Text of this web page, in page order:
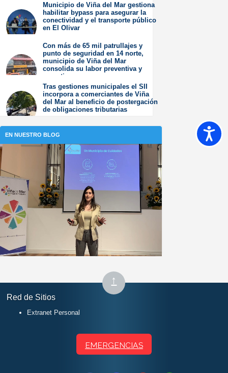
2026
Municipio de Viña del Mar gestiona
habilitar bypass para asegurar la
conectividad y el transporte público
en El Olivar
2026
Con más de 65 mil patrullajes y
punto de seguridad en 14 norte,
municipio de Viña del Mar
consolida su labor preventiva y
operativa
Jueves 30 de Julio de
2026
Tras gestiones municipales el SII
incorpora a comerciantes de Viña
del Mar al beneficio de postergación
de obligaciones tributarias
EN NUESTRO BLOG
↑ Subir
al
Red de Sitios
Extranet Personal
EMERGENCIAS